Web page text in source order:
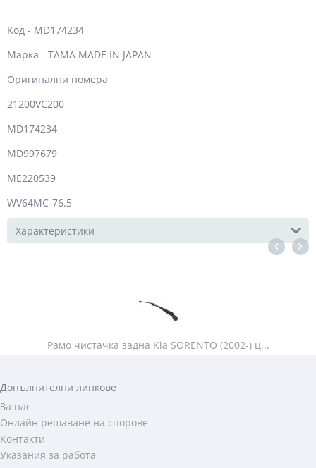
Код - MD174234
Марка - TAMA MADE IN JAPAN
Оригинални номера
21200VC200
MD174234
MD997679
ME220539
WV64MC-76.5
Характеристики
Рамо чистачка задна Kia SORENTO (2002-) ц...
Допълнителни линкове
За нас
Онлайн решаване на спорове
Контакти
Указания за работа